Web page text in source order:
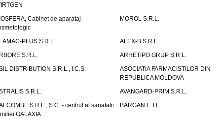
Cabinet de aparataj
MOROL S.R.L.
PLUS S.R.L.
ALEX-B S.R.L.
S.R.L.
ARHETIPO GRUP S.R.L.
DISTRIBUTION S.R.L., I.C.S.
ASOCIATIA FARMACISTILOR DIN
REPUBLICA MOLDOVA
S.R.L.
AVANGARD-PRIM S.R.L.
S.R.L., S.C. - centrul al sanatatii
GALAXIA
BARGAN L. I.I.